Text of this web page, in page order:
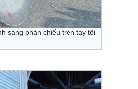
sáng phản chiếu trên tay tôi